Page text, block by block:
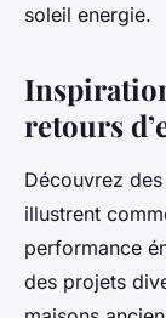
soleil energie.
retours
Découvrez
illustrent
performance
des projets